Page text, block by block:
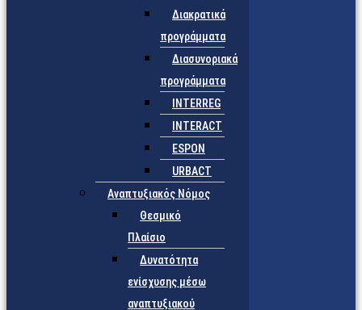
Διακρατικά
προγράμματα
Διασυνοριακά
προγράμματα
INTERREG
INTERACT
ESPON
URBACT
Αναπτυξιακός Νόμος
Θεσμικό
Πλαίσιο
Δυνατότητα
ενίσχυσης μέσω
αναπτυξιακού